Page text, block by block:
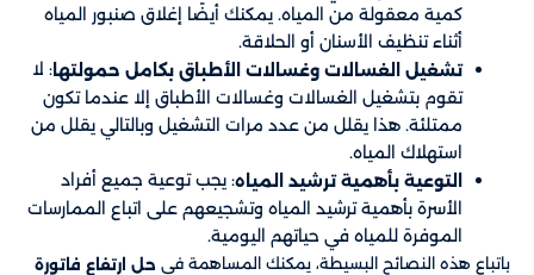
كمية معقولة من المياه. يمكنك أيضًا إغلاق صنبور المياه
أثناء تنظيف الأسنان أو الحلاقة.
تشغيل الغسالات وغسالات الأطباق بكامل حمولتها: لا
تقوم بتشغيل الغسالات وغسالات الأطباق إلا عندما تكون
ممتلئة. هذا يقلل من عدد مرات التشغيل وبالتالي يقلل من
استهلاك المياه.
التوعية بأهمية ترشيد المياه: يجب توعية جميع أفراد
الأسرة بأهمية ترشيد المياه وتشجيعهم على اتباع الممارسات
الموفرة للمياه في حياتهم اليومية.
باتباع هذه النصائح البسيطة، يمكنك المساهمة في حل ارتفاع فاتورة